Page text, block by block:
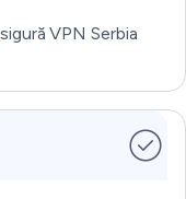
VPN Serbia